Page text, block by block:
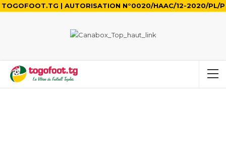
TOGOFOOT.TG | AUTORISATION N°0020/HAAC/12-2020/PL/P